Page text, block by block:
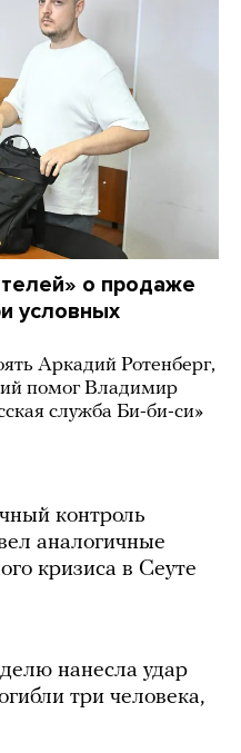
о продаже
условных
Аркадий Ротенберг,
помог Владимир
служба Би-би-си»
контроль
аналогичные
кризиса в Сеуте
нанесла удар
три человека,